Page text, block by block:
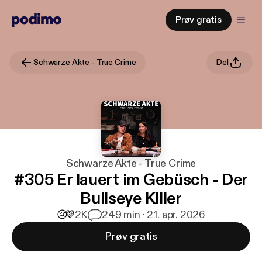
Prøv gratis
Schwarze Akte - True Crime Del
Schwarze Akte - True Crime
#305 Er lauert im Gebüsch - Der
Bullseye Killer
😢💜2K 249 min · 21. apr. 2026
Prøv gratis